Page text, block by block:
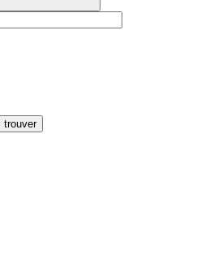
trouver